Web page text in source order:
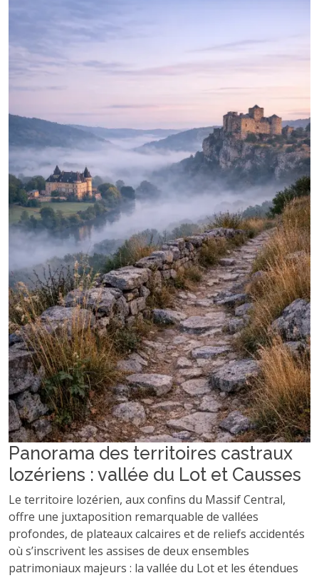
Panorama des territoires castraux
lozériens : vallée du Lot et Causses
Le territoire lozérien, aux confins du Massif Central,
offre une juxtaposition remarquable de vallées
profondes, de plateaux calcaires et de reliefs accidentés
où s’inscrivent les assises de deux ensembles
patrimoniaux majeurs : la vallée du Lot et les étendues